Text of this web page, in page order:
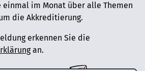
im Monat über alle Themen
die Akkreditierung.
erkennen Sie die
an.